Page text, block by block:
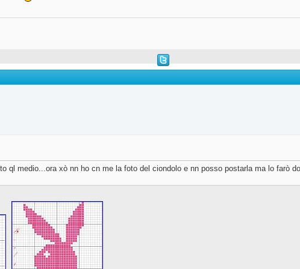
ql medio...ora xò nn ho cn me la foto del ciondolo e nn posso postarla ma lo farò